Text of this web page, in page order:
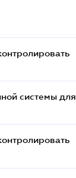
системы для